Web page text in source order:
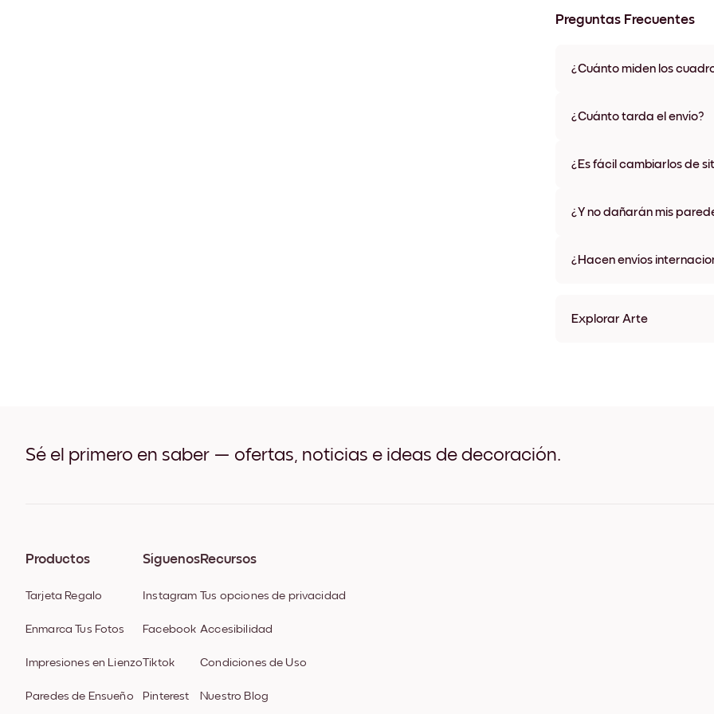
Preguntas Frecuentes
¿Cuánto miden los
materiales y colores de
¿Cuánto tarda el envío?
algunos países. Te
¿Es fácil cambiarlos de
¿Y no dañarán mis
¿Hacen envíos
Explorar Arte
Sé el primero en saber — ofertas, noticias e ideas de decoración.
Productos
Tarjeta Regalo
Enmarca Tus Fotos
Impresiones en Lienzo
Paredes de Ensueño
Síguenos
Instagram
Facebook
Tiktok
Pinterest
Recursos
Tus opciones de privacidad
Accesibilidad
Condiciones de Uso
Nuestro Blog